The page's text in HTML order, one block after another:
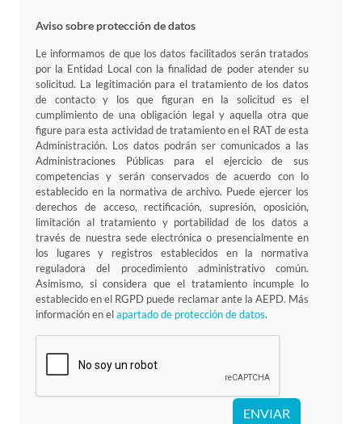
Aviso sobre protección de datos
Le informamos de que los datos facilitados serán tratados
por la Entidad Local con la finalidad de poder atender su
solicitud. La legitimación para el tratamiento de los datos
de contacto y los que figuran en la solicitud es el
cumplimiento de una obligación legal y aquella otra que
figure para esta actividad de tratamiento en el RAT de esta
Administración. Los datos podrán ser comunicados a las
Administraciones Públicas para el ejercicio de sus
competencias y serán conservados de acuerdo con lo
establecido en la normativa de archivo. Puede ejercer los
derechos de acceso, rectificación, supresión, oposición,
limitación al tratamiento y portabilidad de los datos a
través de nuestra sede electrónica o presencialmente en
los lugares y registros establecidos en la normativa
reguladora del procedimiento administrativo común.
Asimismo, si considera que el tratamiento incumple lo
establecido en el RGPD puede reclamar ante la AEPD. Más
información en elapartado de protección de datos.
ENVIAR